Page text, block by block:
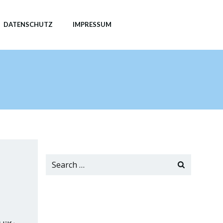
DATENSCHUTZ IMPRESSUM
Search